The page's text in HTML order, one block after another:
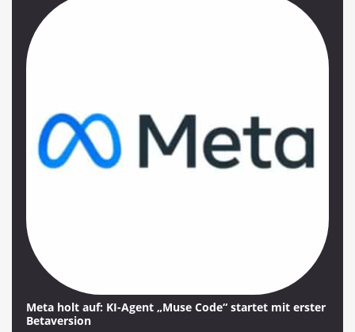
Meta holt auf: KI-Agent „Muse Code“ startet mit erster
Betaversion